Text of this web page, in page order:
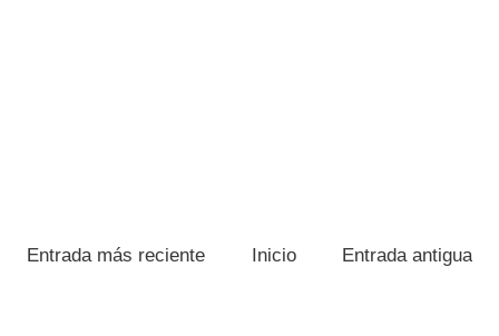
Entrada más reciente Entrada antigua
Inicio